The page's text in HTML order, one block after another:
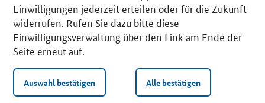
Einwilligungen jederzeit erteilen oder für die Zukunft
widerrufen. Rufen Sie dazu bitte diese
Einwilligungsverwaltung über den Link am Ende der
Seite erneut auf.
Auswahl bestätigen Alle bestätigen